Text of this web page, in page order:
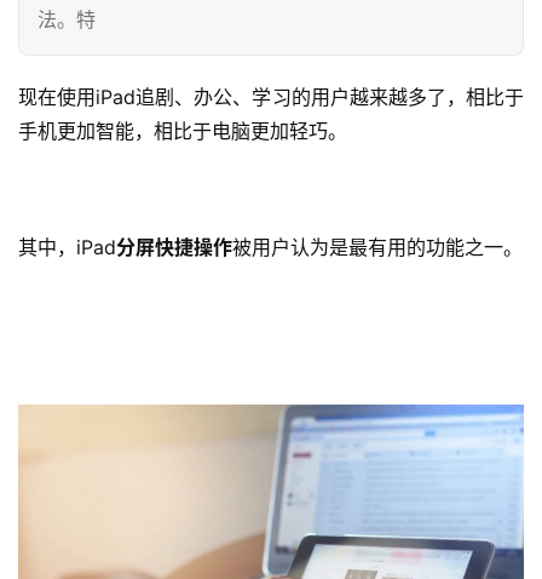
法。特
现在使用iPad追剧、办公、学习的用户越来越多了，相比于
手机更加智能，相比于电脑更加轻巧。
其中，iPad分屏快捷操作被用户认为是最有用的功能之一。